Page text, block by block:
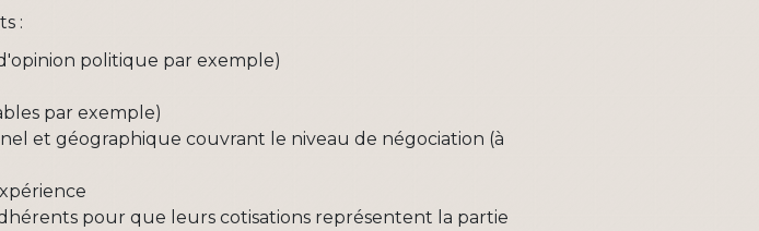
:
politique par exemple)
par exemple)
et géographique couvrant le niveau de négociation (à
pour que leurs cotisations représentent la partie